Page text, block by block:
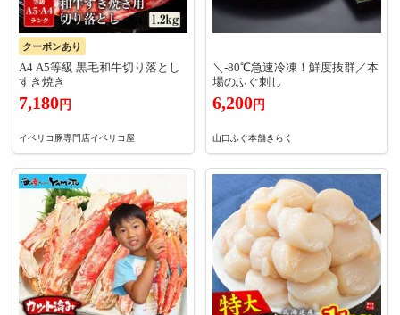
クーポンあり
A4 A5等級 黒毛和牛切り落とし
すき焼き
7,180円
イベリコ豚専門店イベリコ屋
＼-80℃急速冷凍！鮮度抜群／本
場のふぐ刺し
6,200円
山口ふぐ本舗きらく